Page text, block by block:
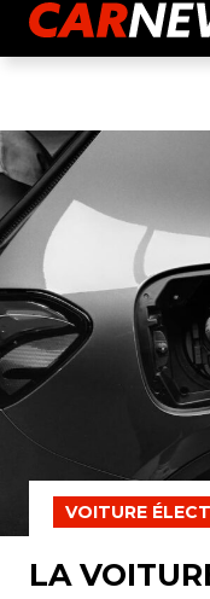
Faire de la Publicité
VOITURE
LA